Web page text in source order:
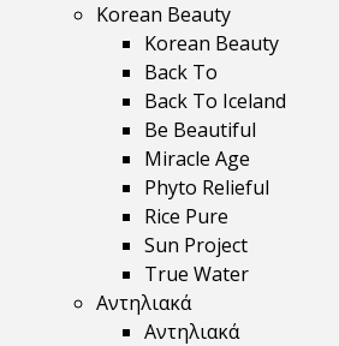
Korean Beauty
Korean Beauty
Back To
Back To Iceland
Be Beautiful
Miracle Age
Phyto Relieful
Rice Pure
Sun Project
True Water
Αντηλιακά
Αντηλιακά